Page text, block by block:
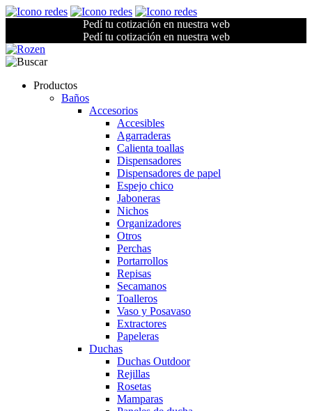
Pedí tu cotización en nuestra web
Pedí tu cotización en nuestra web
Productos
Baños
Accesorios
Accesibles
Agarraderas
Calienta toallas
Dispensadores
Dispensadores de papel
Espejo chico
Jaboneras
Nichos
Organizadores
Otros
Perchas
Portarrollos
Repisas
Secamanos
Toalleros
Vaso y Posavaso
Extractores
Papeleras
Duchas
Duchas Outdoor
Rejillas
Rosetas
Mamparas